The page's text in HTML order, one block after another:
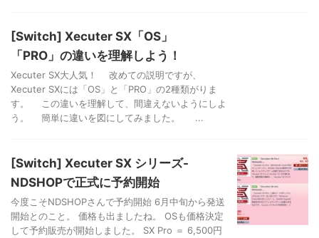
[Switch] Xecuter SX「OS」
「PRO」の違いを理解しよう！
Xecuter SX大人気！ 改めての説明ですが、
Xecuter SXには「OS」と「PRO」の2種類がりま
す。 この違いを理解して、間違えないようにしよ
う。 簡単に違いを図にしてみました。 ...
[Switch] Xecuter SX シリーズ-
NDSHOPで正式に予約開始
今度こそNDSHOPさんで予約開始 6月中旬から発送
開始とのこと。 価格も出ましたね。 OSも価格決定
して予約販売が開始しました。 SX Pro ＝ 6,500円